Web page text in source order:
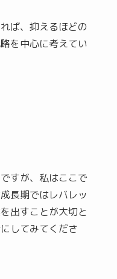
ば、抑えるほどの
を中心に考えてい
すが、私はここで
長期ではレバレッ
出すことが大切と
してみてくださ